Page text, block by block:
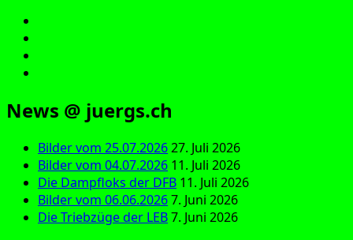
News @ juergs.ch
Bilder vom 25.07.202627. Juli 2026
Bilder vom 04.07.2026 11. Juli 2026
Die Dampfloks der DFB 11. Juli 2026
Bilder vom 06.06.20267. Juni 2026
Die Triebzüge der LEB7. Juni 2026